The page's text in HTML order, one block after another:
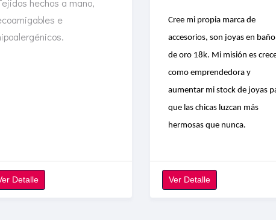
hechos a mano,
e
Detalle
Cree mi propia marca de
accesorios, son joyas en baño
de oro 18k. Mi misión es
como emprendedora y
aumentar mi stock de joyas
que las chicas luzcan más
hermosas que nunca.
Ver Detalle